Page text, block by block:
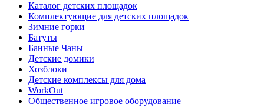
Каталог детских площадок
Комплектующие для детских площадок
Зимние горки
Батуты
Банные Чаны
Детские домики
Хозблоки
Детские комплексы для дома
WorkOut
Общественное игровое оборудование